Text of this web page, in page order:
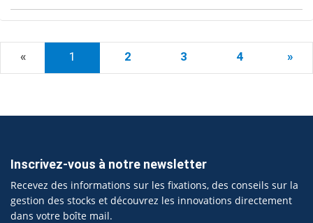
« 1 2 3 4 »
Inscrivez-vous à notre newsletter
Recevez des informations sur les fixations, des conseils sur la
gestion des stocks et découvrez les innovations directement
dans votre boîte mail.